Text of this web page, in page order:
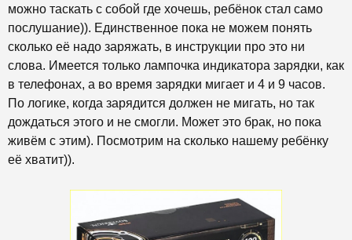
можно таскать с собой где хочешь, ребёнок стал само
послушание)). Единственное пока не можем понять
сколько её надо заряжать, в инструкции про это ни
слова. Имеется только лампочка индикатора зарядки, как
в телефонах, а во время зарядки мигает и 4 и 9 часов.
По логике, когда зарядится должен не мигать, но так
дождаться этого и не смогли. Может это брак, но пока
живём с этим). Посмотрим на сколько нашему ребёнку
её хватит)).